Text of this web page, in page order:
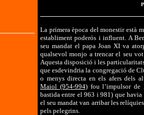
La primera època del monestir està
establiment poderós i influent. A
seu mandat el papa Joan XI va
qualsevol monjo a trencar el seu
Aquesta disposició i les
que esdevindria la congregació de
o menys directa en els afers dels
Maiol (954-994)fou l’impulsor de
bastida entre el 963 i 981) que
el seu mandat van arribar les
pels pelegrins.